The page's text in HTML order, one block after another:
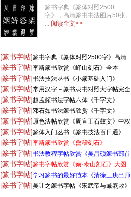
高清版
篆书字典《篆体对照2500
字》，高清篆书书法图片50张。
... 阅读全文>>
[篆书字帖]篆书字典《篆体对照2500字》高清
版
[篆书字帖]李斯篆书欣赏《峄山刻石》全本
[篆书字帖]书法技法丛书《小篆基础入门》
[篆书字帖]常用汉字－篆书隶书对照大字帖完全
本
[篆书字帖]赵孟頫书法字帖六体《千字文》
[篆书字帖]邓石如书法篆书欣赏《千字文》
[篆书字帖]原色法帖欣赏《周宣王石鼓文》中权
本
[篆书字帖]篆体入门丛书《篆书技法百日通》
[篆书字帖]李斯篆书欣赏《會稽刻石》
[篆书字帖]书法教程字帖欣赏《吴昌硕篆书部首
一百法》
[篆书字帖]篆书字帖欣赏《秦·泰山刻石》大图
[篆书字帖]学习篆书的最好范本《清徐三庚出师
表墨迹》
[篆书字帖]吴让之篆书字帖《宋武帝与臧焘敕》